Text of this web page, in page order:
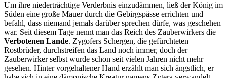
Um ihre niederträchtige Verderbnis einzudämmen, ließ der König im
Süden eine große Mauer durch die Gebirgspässe errichten und
befahl, dass niemand jemals darüber sprechen dürfe, was geschehen
war. Seit diesem Tage nennt man das Reich des Zauberwirkers die
Verbotenen Lande. Zygofers Schergen, die gefürchteten
Rostbrüder, durchstreifen das Land noch immer, doch der
Zauberwirker selbst wurde schon seit vielen Jahren nicht mehr
gesehen. Hinter vorgehaltener Hand erzählt man sich ängstlich, er